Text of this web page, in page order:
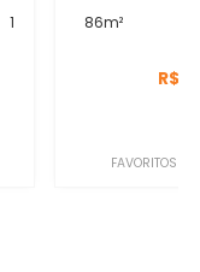
1 86m²
R$
FAVORITOS